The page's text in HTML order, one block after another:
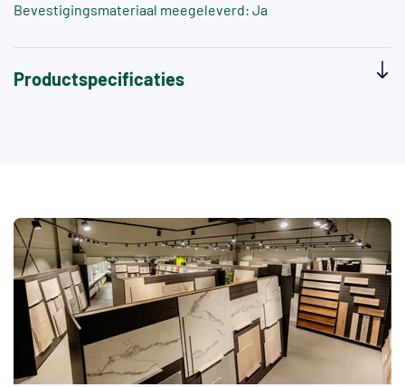
Bevestigingsmateriaal meegeleverd: Ja
Productspecificaties